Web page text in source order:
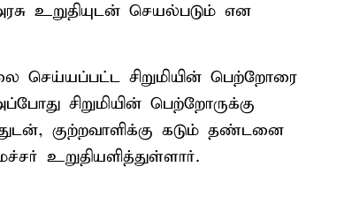
உறுதியுடன் செயல்படும் என
சிறுமியின் பெற்றோரை
சிறுமியின் பெற்றோருக்கு
குற்றவாளிக்கு கடும் தண்டனை
உறுதியளித்துள்ளார்.